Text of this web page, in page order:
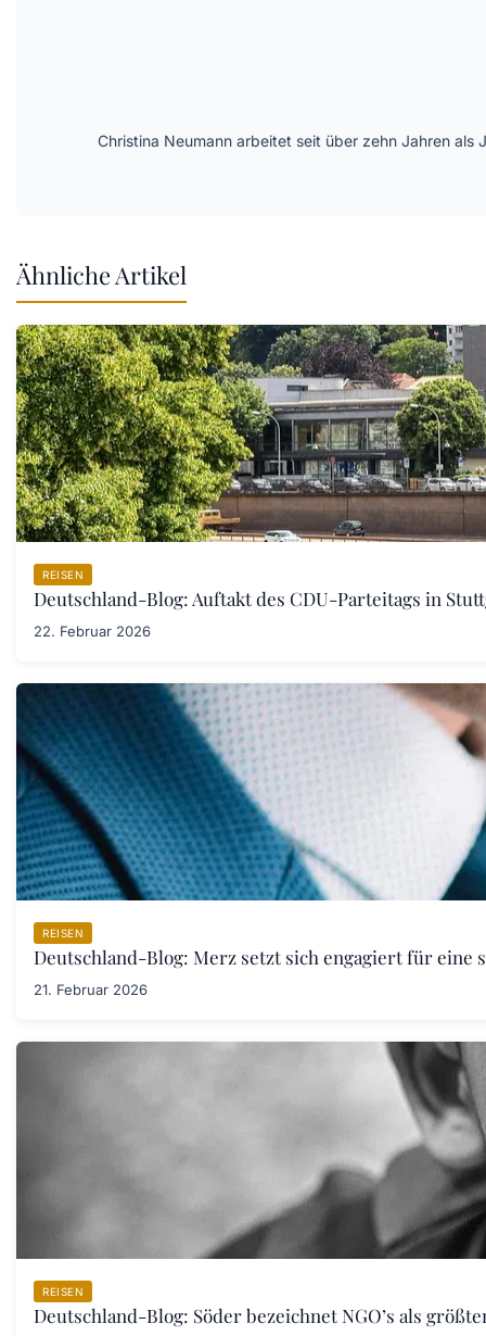
Christina Neumann arbeitet seit über zehn Jahren als
Ähnliche Artikel
REISEN
Deutschland-Blog: Auftakt des CDU-Parteitags in
22. Februar 2026
REISEN
Deutschland-Blog: Merz setzt sich engagiert für eine
21. Februar 2026
REISEN
Deutschland-Blog: Söder bezeichnet NGO’s als